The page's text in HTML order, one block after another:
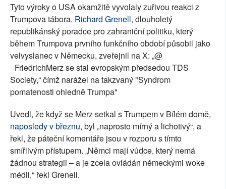
Tyto výroky o USA okamžitě vyvolaly zuřivou reakci z
Trumpova tábora. Richard Grenell, dlouholetý
republikánský poradce pro zahraniční politiku, který
během Trumpova prvního funkčního období působil jako
velvyslanec v Německu, zveřejnil na X: „@
_FriedrichMerz se stal evropským předsedou TDS
Society,“ čímž narážel na takzvaný "Syndrom
pomatenosti ohledně Trumpa"
Uvedl, že když se Merz setkal s Trumpem v Bílém domě,
naposledy v březnu, byl „naprosto mírný a lichotivý“, a
řekl, že páteční komentáře jsou v rozporu s tímto
smířlivým přístupem. „Němci mají vůdce, který nemá
žádnou strategii – a je zcela ovládán německými woke
médii,“ řekl Grenell.